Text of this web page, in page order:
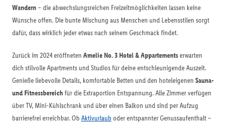
Wandern – die abwechslungsreichen Freizeitmöglichkeiten lassen keine
Wünsche offen. Die bunte Mischung aus Menschen und Lebensstilen sorgt
dafür, dass wirklich jeder etwas nach seinem Geschmack findet.
Zurück im 2024 eröffneten Amelie No. 3 Hotel & Appartementserwarten
dich stilvolle Apartments und Studios für deine entschleunigende Auszeit.
Genieße liebevolle Details, komfortable Betten und den hoteleigenen Sauna-
und Fitnessbereichfür die Extraportion Entspannung. Alle Zimmer verfügen
über TV, Mini-Kühlschrank und über einen Balkon und sind per Aufzug
barrierefrei erreichbar. Ob Aktivurlaub oder entspannter Genussaufenthalt –